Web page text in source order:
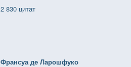
2 830 цитат
Франсуа де Ларошфуко